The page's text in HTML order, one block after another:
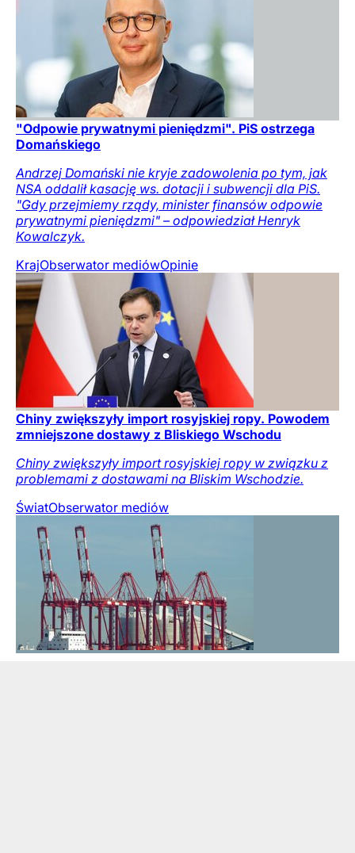
"Odpowie prywatnymi pieniędzmi". PiS ostrzega
Domańskiego
Andrzej Domański nie kryje zadowolenia po tym, jak
NSA oddalił kasację ws. dotacji i subwencji dla PiS.
"Gdy przejmiemy rządy, minister finansów odpowie
prywatnymi pieniędzmi" – odpowiedział Henryk
Kowalczyk.
KrajObserwator mediówOpinie
Chiny zwiększyły import rosyjskiej ropy. Powodem
zmniejszone dostawy z Bliskiego Wschodu
Chiny zwiększyły import rosyjskiej ropy w związku z
problemami z dostawami na Bliskim Wschodzie.
ŚwiatObserwator mediów